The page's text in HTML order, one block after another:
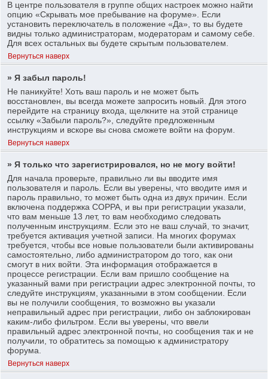
В центре пользователя в группе общих настроек можно найти
опцию «Скрывать мое пребывание на форуме». Если
установить переключатель в положение «Да», то вы будете
видны только администраторам, модераторам и самому себе.
Для всех остальных вы будете скрытым пользователем.
Вернуться наверх
» Я забыл пароль!
Не паникуйте! Хоть ваш пароль и не может быть
восстановлен, вы всегда можете запросить новый. Для этого
перейдите на страницу входа, щелкните на этой странице
ссылку «Забыли пароль?», следуйте предложенным
инструкциям и вскоре вы снова сможете войти на форум.
Вернуться наверх
» Я только что зарегистрировался, но не могу войти!
Для начала проверьте, правильно ли вы вводите имя
пользователя и пароль. Если вы уверены, что вводите имя и
пароль правильно, то может быть одна из двух причин. Если
включена поддержка COPPA, и вы при регистрации указали,
что вам меньше 13 лет, то вам необходимо следовать
полученным инструкциям. Если это не ваш случай, то значит,
требуется активация учетной записи. На многих форумах
требуется, чтобы все новые пользователи были активированы
самостоятельно, либо администратором до того, как они
смогут в них войти. Эта информация отображается в
процессе регистрации. Если вам пришло сообщение на
указанный вами при регистрации адрес электронной почты, то
следуйте инструкциям, указанными в этом сообщении. Если
вы не получили сообщения, то возможно вы указали
неправильный адрес при регистрации, либо он заблокирован
каким-либо фильтром. Если вы уверены, что ввели
правильный адрес электронной почты, но сообщения так и не
получили, то обратитесь за помощью к администратору
форума.
Вернуться наверх